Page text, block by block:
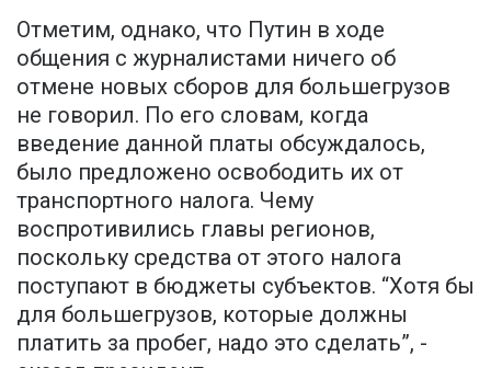
Отметим, однако, что Путин в ходе
общения с журналистами ничего об
отмене новых сборов для большегрузов
не говорил. По его словам, когда
введение данной платы обсуждалось,
было предложено освободить их от
транспортного налога. Чему
воспротивились главы регионов,
поскольку средства от этого налога
поступают в бюджеты субъектов. “Хотя бы
для большегрузов, которые должны
платить за пробег, надо это сделать”, -